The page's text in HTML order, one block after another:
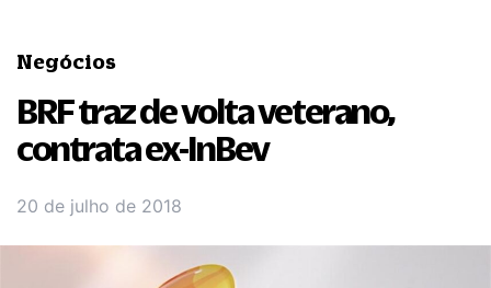
Negócios
BRF traz de volta veterano,
contrata ex-InBev
20 de julho de 2018